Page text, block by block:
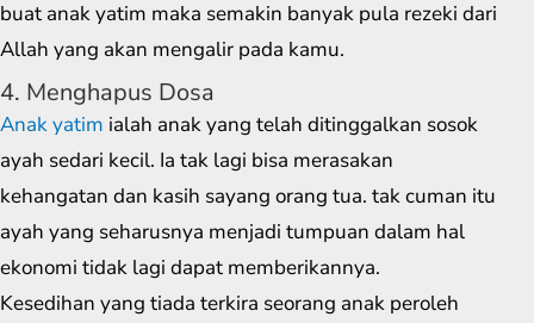
buat anak yatim maka semakin banyak pula rezeki dari
Allah yang akan mengalir pada kamu.
4. Menghapus Dosa
Anak yatim ialah anak yang telah ditinggalkan sosok
ayah sedari kecil. Ia tak lagi bisa merasakan
kehangatan dan kasih sayang orang tua. tak cuman itu
ayah yang seharusnya menjadi tumpuan dalam hal
ekonomi tidak lagi dapat memberikannya.
Kesedihan yang tiada terkira seorang anak peroleh